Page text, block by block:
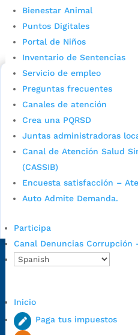
Bienestar Animal
Puntos Digitales
Portal de Niños
Inventario de Sentencias
Servicio de empleo
Preguntas frecuentes
Canales de atención
Crea una PQRSD
Juntas administradoras
Canal de Atención Salud
(CASSIB)
Encuesta satisfacción –
Auto Admite Demanda.
Participa
Canal Denuncias Corrupción
Inicio
Paga tus impuestos
Cupos Escolares
Consulta aqui los pasos
Bucaramanga.
Alcaldía de
Dirección Fase I:
Calle 35 # 10-
Código Postal:680006. Código